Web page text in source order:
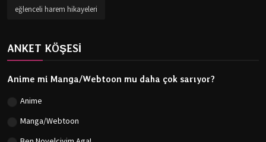
eğlenceli harem hikayeleri
ANKET KÖŞESİ
Anime mi Manga/Webtoon mu daha çok sarıyor?
Anime
Manga/Webtoon